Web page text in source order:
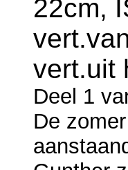
22cm,
vert.uit
Deel 1
De